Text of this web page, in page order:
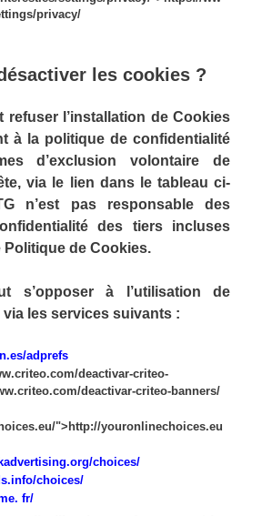
privacy/
les cookies ?
refuser l’installation de Cookies
à la politique de confidentialité
d’exclusion volontaire de
via le lien dans le tableau ci-
n’est pas responsable des
des tiers incluses
Politique de Cookies.
s’opposer à l’utilisation de
les services suivants :
adprefs
deactivar-criteo-
deactivar-criteo-banners/
">http://youronlinechoices.eu
choices/
choices/
fr/